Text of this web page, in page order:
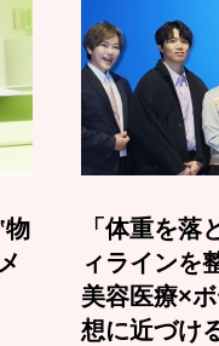
物
「体重を落
ィラインを
美容医療×
想に近づけ